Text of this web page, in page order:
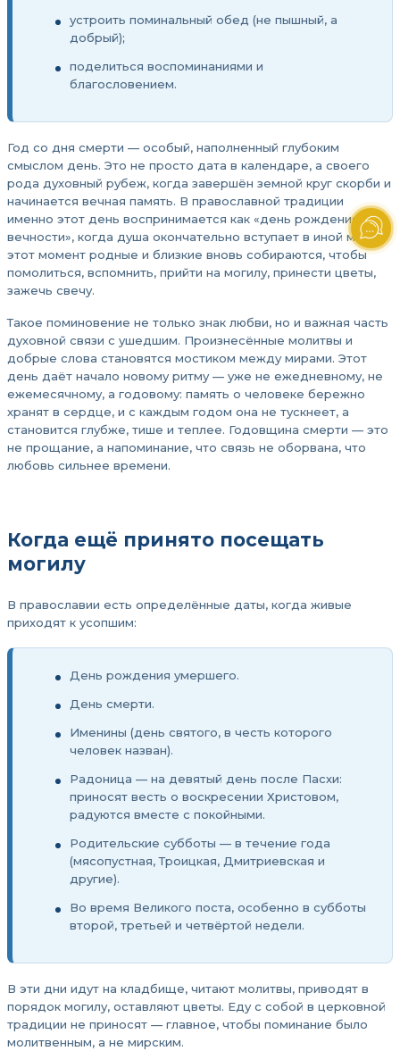
устроить поминальный обед (не пышный, а
добрый);
поделиться воспоминаниями и
благословением.
Год со дня смерти — особый, наполненный глубоким
смыслом день. Это не просто дата в календаре, а своего
рода духовный рубеж, когда завершён земной круг скорби и
начинается вечная память. В православной традиции
именно этот день воспринимается как «день рождения в
вечности», когда душа окончательно вступает в иной мир. В
этот момент родные и близкие вновь собираются, чтобы
помолиться, вспомнить, прийти на могилу, принести цветы,
зажечь свечу.
Такое поминовение не только знак любви, но и важная часть
духовной связи с ушедшим. Произнесённые молитвы и
добрые слова становятся мостиком между мирами. Этот
день даёт начало новому ритму — уже не ежедневному, не
ежемесячному, а годовому: память о человеке бережно
хранят в сердце, и с каждым годом она не тускнеет, а
становится глубже, тише и теплее. Годовщина смерти — это
не прощание, а напоминание, что связь не оборвана, что
любовь сильнее времени.
Когда ещё принято посещать
могилу
В православии есть определённые даты, когда живые
приходят к усопшим:
День рождения умершего.
День смерти.
Именины (день святого, в честь которого
человек назван).
Радоница — на девятый день после Пасхи:
приносят весть о воскресении Христовом,
радуются вместе с покойными.
Родительские субботы — в течение года
(мясопустная, Троицкая, Дмитриевская и
другие).
Во время Великого поста, особенно в субботы
второй, третьей и четвёртой недели.
В эти дни идут на кладбище, читают молитвы, приводят в
порядок могилу, оставляют цветы. Еду с собой в церковной
традиции не приносят — главное, чтобы поминание было
молитвенным, а не мирским.